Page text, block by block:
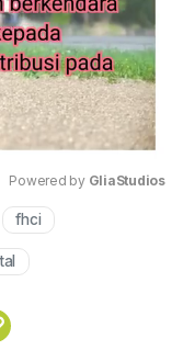
Powered by GliaStudios
fhci